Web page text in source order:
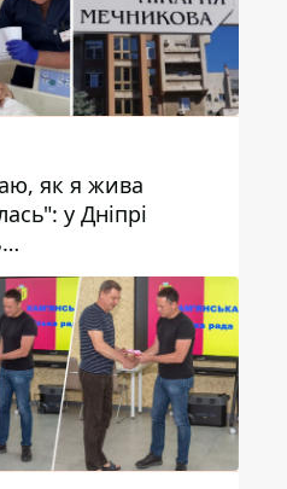
як я жива
у Дніпрі
та
дітей, яку
КАБ